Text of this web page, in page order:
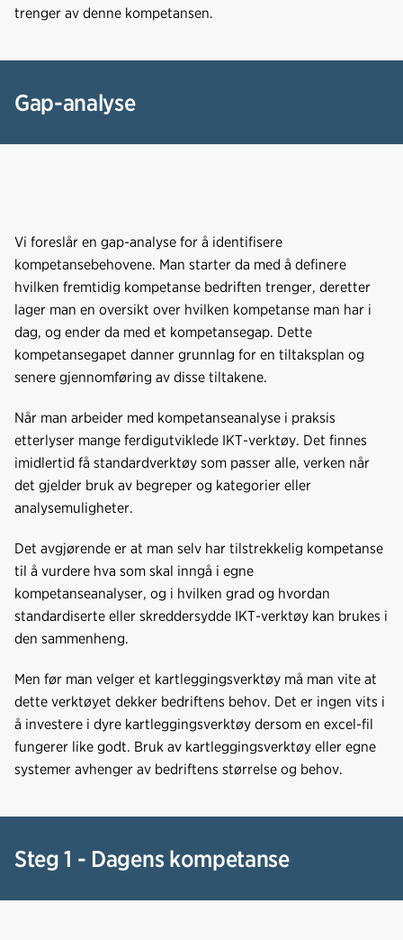
trenger av denne kompetansen.
Gap-analyse
Vi foreslår en gap-analyse for å identifisere
kompetansebehovene. Man starter da med å definere
hvilken fremtidig kompetanse bedriften trenger, deretter
lager man en oversikt over hvilken kompetanse man har i
dag, og ender da med et kompetansegap. Dette
kompetansegapet danner grunnlag for en tiltaksplan og
senere gjennomføring av disse tiltakene.
Når man arbeider med kompetanseanalyse i praksis
etterlyser mange ferdigutviklede IKT-verktøy. Det finnes
imidlertid få standardverktøy som passer alle, verken når
det gjelder bruk av begreper og kategorier eller
analysemuligheter.
Det avgjørende er at man selv har tilstrekkelig kompetanse
til å vurdere hva som skal inngå i egne
kompetanseanalyser, og i hvilken grad og hvordan
standardiserte eller skreddersydde IKT-verktøy kan brukes i
den sammenheng.
Men før man velger et kartleggingsverktøy må man vite at
dette verktøyet dekker bedriftens behov. Det er ingen vits i
å investere i dyre kartleggingsverktøy dersom en excel-fil
fungerer like godt. Bruk av kartleggingsverktøy eller egne
systemer avhenger av bedriftens størrelse og behov.
Steg 1 - Dagens kompetanse